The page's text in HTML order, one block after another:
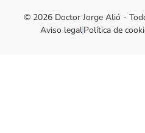
© 2026 Doctor Jorge Alió -
Aviso legalPolítica de